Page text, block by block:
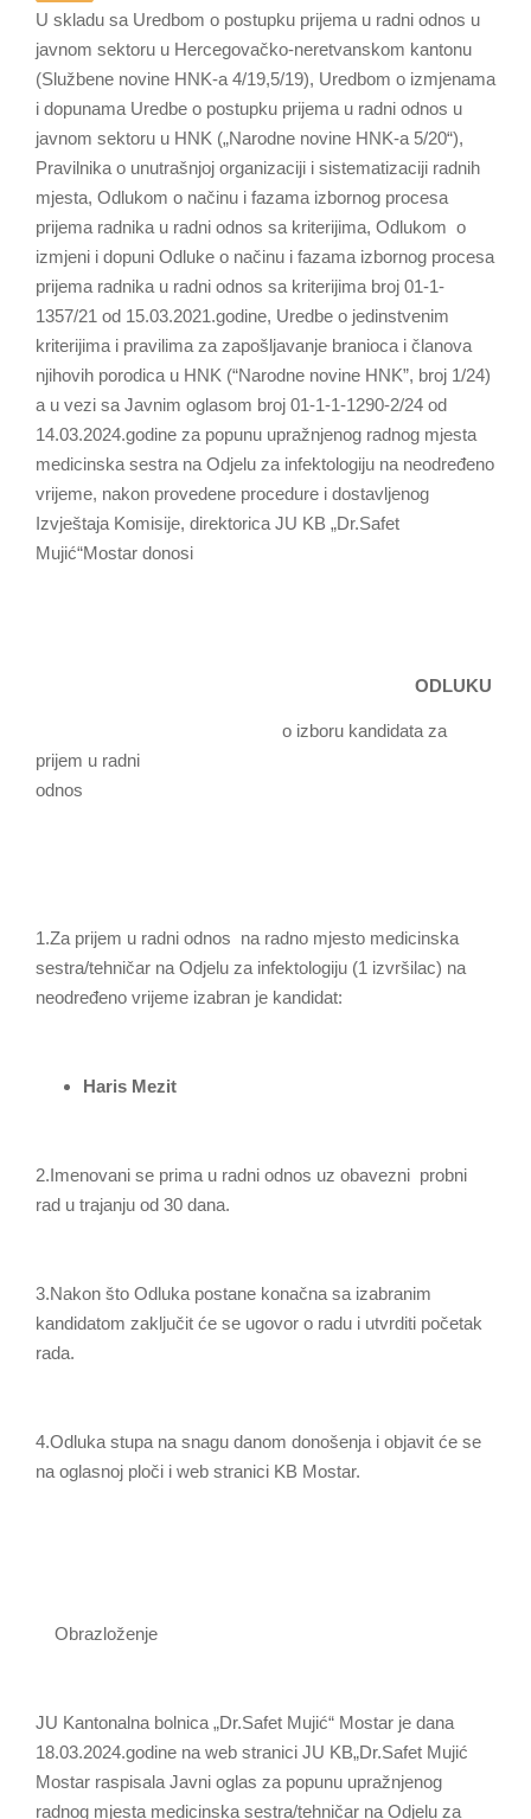
U skladu sa Uredbom o postupku prijema u radni odnos u
javnom sektoru u Hercegovačko-neretvanskom kantonu
(Službene novine HNK-a 4/19,5/19), Uredbom o izmjenama
i dopunama Uredbe o postupku prijema u radni odnos u
javnom sektoru u HNK („Narodne novine HNK-a 5/20“),
Pravilnika o unutrašnjoj organizaciji i sistematizaciji radnih
mjesta, Odlukom o načinu i fazama izbornog procesa
prijema radnika u radni odnos sa kriterijima, Odlukom o
izmjeni i dopuni Odluke o načinu i fazama izbornog procesa
prijema radnika u radni odnos sa kriterijima broj 01-1-
1357/21 od 15.03.2021.godine, Uredbe o jedinstvenim
kriterijima i pravilima za zapošljavanje branioca i članova
njihovih porodica u HNK (“Narodne novine HNK”, broj 1/24)
a u vezi sa Javnim oglasom broj 01-1-1-1290-2/24 od
14.03.2024.godine za popunu upražnjenog radnog mjesta
medicinska sestra na Odjelu za infektologiju na neodređeno
vrijeme, nakon provedene procedure i dostavljenog
Izvještaja Komisije, direktorica JU KB „Dr.Safet
Mujić“Mostar donosi
ODLUKU
o izboru kandidata za
prijem u radni
1.Za prijem u radni odnos na radno mjesto medicinska
sestra/tehničar na Odjelu za infektologiju (1 izvršilac) na
neodređeno vrijeme izabran je kandidat:
Haris Mezit
2.Imenovani se prima u radni odnos uz obavezni probni
rad u trajanju od 30 dana.
3.Nakon što Odluka postane konačna sa izabranim
kandidatom zaključit će se ugovor o radu i utvrditi početak
rada.
4.Odluka stupa na snagu danom donošenja i objavit će se
na oglasnoj ploči i web stranici KB Mostar.
Obrazloženje
JU Kantonalna bolnica „Dr.Safet Mujić“ Mostar je dana
18.03.2024.godine na web stranici JU KB„Dr.Safet Mujić
Mostar raspisala Javni oglas za popunu upražnjenog
radnog mjesta medicinska sestra/tehničar na Odjelu za